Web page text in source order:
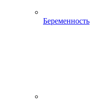
Беременность